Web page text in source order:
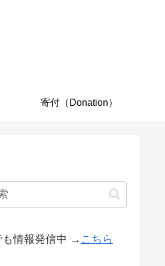
寄付（Donation）
も情報発信中 → こちら